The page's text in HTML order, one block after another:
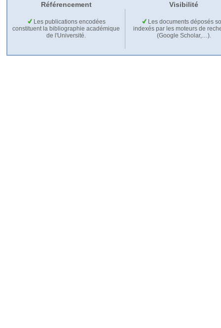
Référencement Visibilité
Les publications encodées
constituent la bibliographie académique
de l'Université.
Les documents déposés
indexés par les moteurs de
(Google Scholar,…).